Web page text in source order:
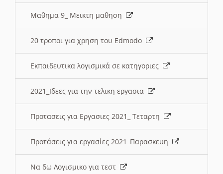
Μαθημα 9_ Μεικτη μαθηση
20 τροποι για χρηση του Edmodo
Εκπαιδευτικα λογισμικά σε κατηγοριες
2021_Ιδεες για την τελικη εργασια
Προτασεις για Εργασιες 2021_ Τεταρτη
Προτάσεις για εργασίες 2021_Παρασκευη
Να δω Λογισμικο για τεστ